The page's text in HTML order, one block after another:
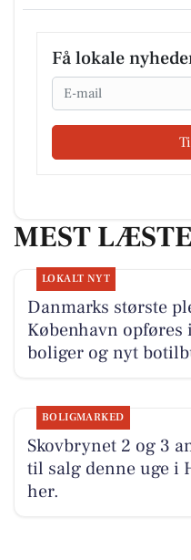
Få lokale
Email
MEST
LOKALT NYT
Danmarks største
København opføres
boliger og nyt
BOLIGMARKED
Skovbrynet 2 og 3
til salg denne uge i
her.